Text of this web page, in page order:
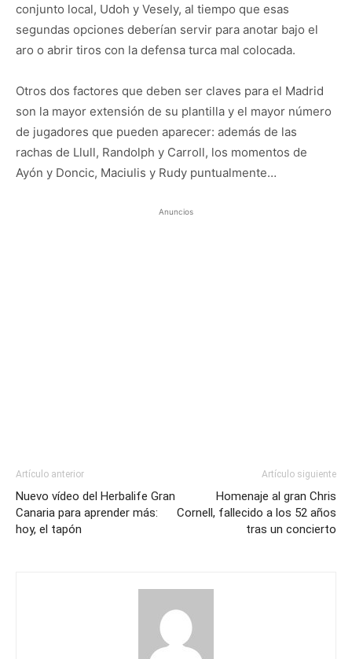
conjunto local, Udoh y Vesely, al tiempo que esas
segundas opciones deberían servir para anotar bajo el
aro o abrir tiros con la defensa turca mal colocada.
Otros dos factores que deben ser claves para el Madrid
son la mayor extensión de su plantilla y el mayor número
de jugadores que pueden aparecer: además de las
rachas de Llull, Randolph y Carroll, los momentos de
Ayón y Doncic, Maciulis y Rudy puntualmente…
Anuncios
Artículo anterior
Nuevo vídeo del Herbalife Gran
Canaria para aprender más:
hoy, el tapón
Artículo siguiente
Homenaje al gran Chris
Cornell, fallecido a los 52 años
tras un concierto